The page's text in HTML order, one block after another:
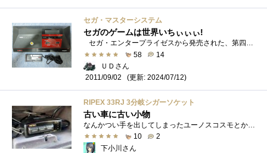
セガ・マスターシステム
セガのゲームは世界いちぃぃぃ!
セガ・エンタープライゼスから発売された、第四番目の家庭用ゲーム機、セガ・マスターシステムです。FM音源を内蔵した初の家庭用ゲーム機...
58
14
ＵＤさん
2011/09/02
(更新: 2024/07/12)
RIPEX 33RJ 3分岐シガーソケット
古い車に古い小物
10
2
下小川さん